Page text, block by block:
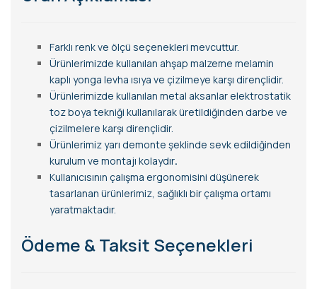
Farklı renk ve ölçü seçenekleri mevcuttur.
Ürünlerimizde kullanılan ahşap malzeme melamin
kaplı yonga levha ısıya ve çizilmeye karşı dirençlidir.
Ürünlerimizde kullanılan metal aksanlar elektrostatik
toz boya tekniği kullanılarak üretildiğinden darbe ve
çizilmelere karşı dirençlidir.
Ürünlerimiz yarı demonte şeklinde sevk edildiğinden
kurulum ve montajı kolaydır.
Kullanıcısının çalışma ergonomisini düşünerek
tasarlanan ürünlerimiz, sağlıklı bir çalışma ortamı
yaratmaktadır.
Ödeme & Taksit Seçenekleri